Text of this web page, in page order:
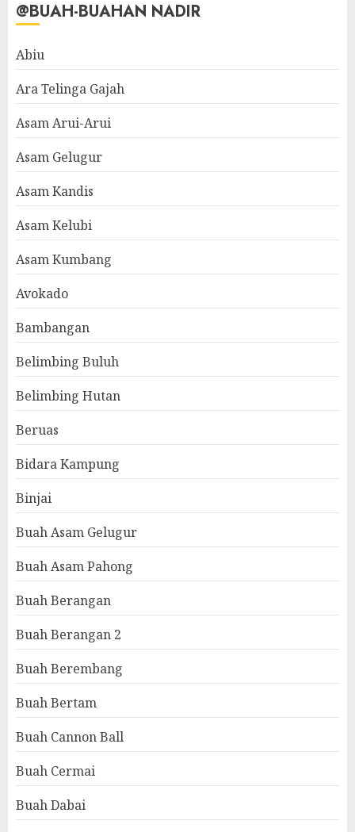
@BUAH-BUAHAN NADIR
Abiu
Ara Telinga Gajah
Asam Arui-Arui
Asam Gelugur
Asam Kandis
Asam Kelubi
Asam Kumbang
Avokado
Bambangan
Belimbing Buluh
Belimbing Hutan
Beruas
Bidara Kampung
Binjai
Buah Asam Gelugur
Buah Asam Pahong
Buah Berangan
Buah Berangan 2
Buah Berembang
Buah Bertam
Buah Cannon Ball
Buah Cermai
Buah Dabai